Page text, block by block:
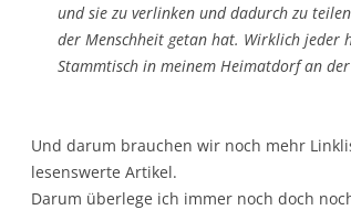
und sie zu verlinken und dadurch zu
der Menschheit getan hat. Wirklich jeder
Stammtisch in meinem Heimatdorf an
Und darum brauchen wir noch mehr
lesenswerte Artikel.
Darum überlege ich immer noch doch